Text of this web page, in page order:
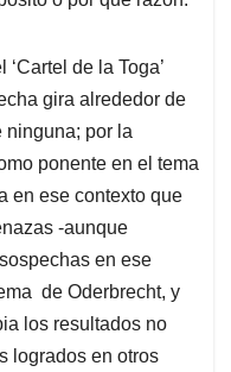
de la Toga’
gira alrededor de
ninguna; por la
ponente en el tema
en ese contexto que
-aunque
en ese
de Oderbrecht, y
los resultados no
logrados en otros